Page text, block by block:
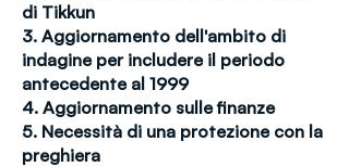
di Tikkun
3. Aggiornamento dell'ambito di
indagine per includere il periodo
antecedente al 1999
4. Aggiornamento sulle finanze
5. Necessità di una protezione con la
preghiera